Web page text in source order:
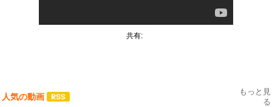
共有:
人気の動画
もっと見
る